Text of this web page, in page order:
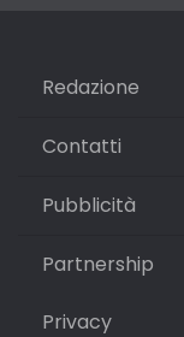
Redazione
Contatti
Pubblicità
Partnership
Privacy